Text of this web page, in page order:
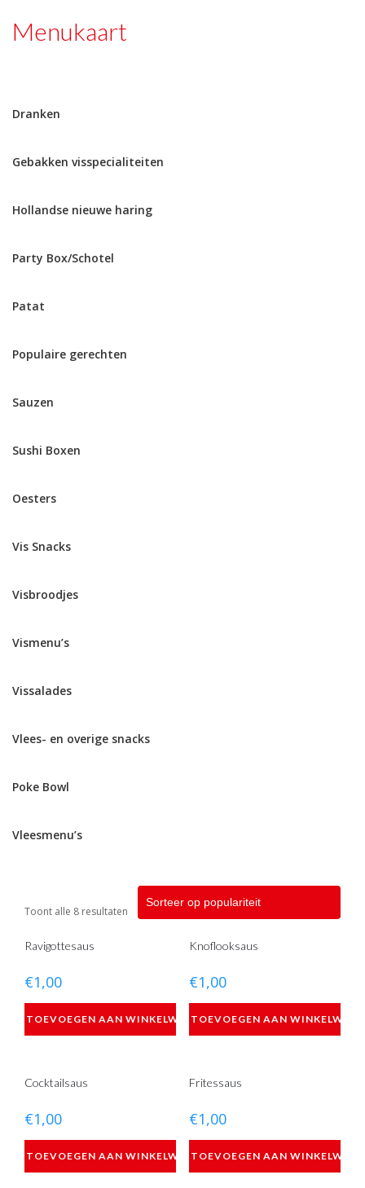
Menukaart
Dranken
Gebakken visspecialiteiten
Hollandse nieuwe haring
Party Box/Schotel
Patat
Populaire gerechten
Sauzen
Sushi Boxen
Oesters
Vis Snacks
Visbroodjes
Vismenu’s
Vissalades
Vlees- en overige snacks
Poke Bowl
Vleesmenu’s
Toont alle 8 resultaten
Ravigottesaus
€1,00
TOEVOEGEN AAN WINKELWAGEN
Knoflooksaus
€1,00
TOEVOEGEN AAN
Cocktailsaus
€1,00
TOEVOEGEN AAN WINKELWAGEN
Fritessaus
€1,00
TOEVOEGEN AAN